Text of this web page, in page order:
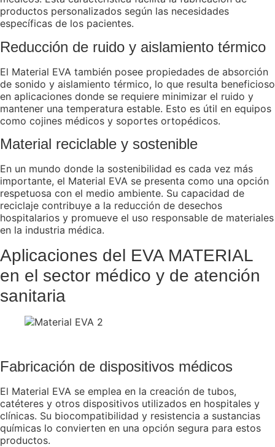
productos personalizados según las necesidades
específicas de los pacientes.
Reducción de ruido y aislamiento térmico
El Material EVA también posee propiedades de absorción
de sonido y aislamiento térmico, lo que resulta beneficioso
en aplicaciones donde se requiere minimizar el ruido y
mantener una temperatura estable. Esto es útil en equipos
como cojines médicos y soportes ortopédicos.
Material reciclable y sostenible
En un mundo donde la sostenibilidad es cada vez más
importante, el Material EVA se presenta como una opción
respetuosa con el medio ambiente. Su capacidad de
reciclaje contribuye a la reducción de desechos
hospitalarios y promueve el uso responsable de materiales
en la industria médica.
Aplicaciones del EVA MATERIAL
en el sector médico y de atención
sanitaria
Fabricación de dispositivos médicos
El Material EVA se emplea en la creación de tubos,
catéteres y otros dispositivos utilizados en hospitales y
clínicas. Su biocompatibilidad y resistencia a sustancias
químicas lo convierten en una opción segura para estos
productos.